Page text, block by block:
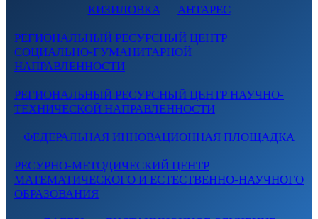
КИЗИЛОВКА АНТАРЕС
РЕГИОНАЛЬНЫЙ РЕСУРСНЫЙ ЦЕНТР
СОЦИАЛЬНО-ГУМАНИТАРНОЙ
НАПРАВЛЕННОСТИ
РЕГИОНАЛЬНЫЙ РЕСУРСНЫЙ ЦЕНТР НАУЧНО-
ТЕХНИЧЕСКОЙ НАПРАВЛЕННОСТИ
ФЕДЕРАЛЬНАЯ ИННОВАЦИОННАЯ ПЛОЩАДКА
РЕСУРНО-МЕТОДИЧЕСКИЙ ЦЕНТР
МАТЕМАТИЧЕСКОГО И ЕСТЕСТВЕННО-НАУЧНОГО
ОБРАЗОВАНИЯ